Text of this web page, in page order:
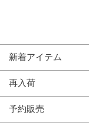
新着アイテム
再入荷
予約販売